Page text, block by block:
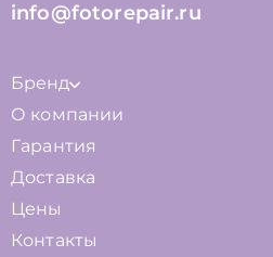
info@fotorepair.ru
Бренд
О компании
Гарантия
Доставка
Цены
Контакты